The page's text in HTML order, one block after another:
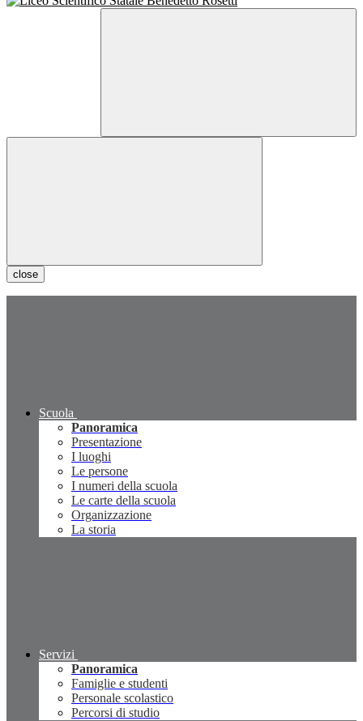
close
Scuola
Panoramica
Presentazione
I luoghi
Le persone
I numeri della scuola
Le carte della scuola
Organizzazione
La storia
Servizi
Panoramica
Famiglie e studenti
Personale scolastico
Percorsi di studio